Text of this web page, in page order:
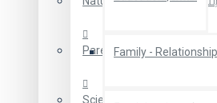
Family - Relationship
Parenting | குழந்தை வளர்ப்பு
Science | அறிவியல்